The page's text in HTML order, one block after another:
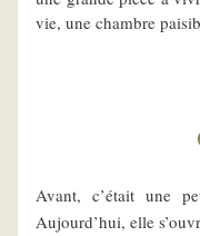
vie, une chambre
Avant, c’était une
Aujourd’hui, elle